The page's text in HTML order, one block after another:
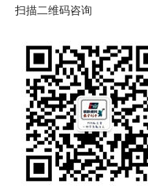
扫描二维码咨询